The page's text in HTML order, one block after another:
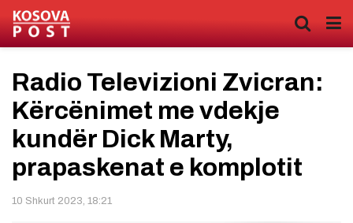
Radio Televizioni Zvicran:
Kërcënimet me vdekje
kundër Dick Marty,
prapaskenat e komplotit
10 Shkurt 2023, 18:21